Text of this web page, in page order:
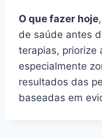
O que fazer hoje
de saúde antes
terapias, priorize
especialmente
resultados das
baseadas em